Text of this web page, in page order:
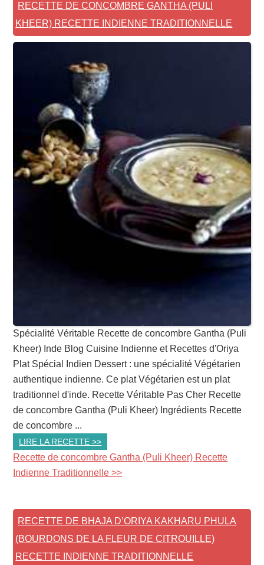
RECETTE DE CONCOMBRE GANTHA (PULI
KHEER) RECETTE INDIENNE TRADITIONNELLE
Spécialité Véritable Recette de concombre Gantha (Puli
Kheer) Inde Blog Cuisine Indienne et Recettes d'Oriya
Plat Spécial Indien Dessert : une spécialité Végétarien
authentique indienne. Ce plat Végétarien est un plat
traditionnel d'inde. Recette Véritable Pas Cher Recette
de concombre Gantha (Puli Kheer) Ingrédients Recette
de concombre ...
LIRE LA RECETTE >>
Recette de concombre Gantha (Puli Kheer) Recette
Indienne Traditionnelle >>
RECETTE DE BHAJA D’ORIYA KAKHARU PHULA
(BOURDONS DE LA FLEUR DE CITROUILLE)
RECETTE INDIENNE TRADITIONNELLE